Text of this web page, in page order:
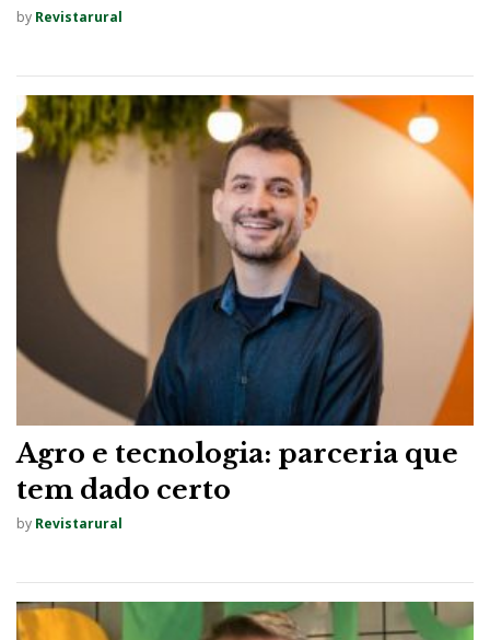
by Revistarural
Agro e tecnologia: parceria que
tem dado certo
by Revistarural